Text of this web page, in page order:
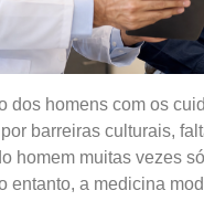
dos homens com os
barreiras culturais,
homem muitas vezes
entanto, a medicina